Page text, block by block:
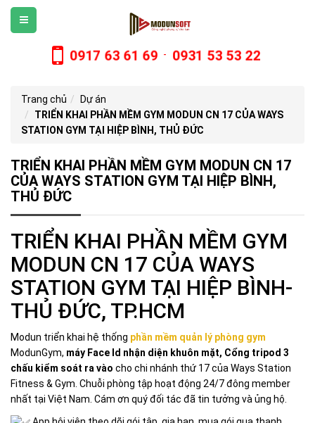
0917 63 61 69 - 0931 53 53 22
Trang chủ
Dự án
TRIỂN KHAI PHẦN MỀM GYM MODUN CN 17 CỦA WAYS
STATION GYM TẠI HIỆP BÌNH, THỦ ĐỨC
TRIỂN KHAI PHẦN MỀM GYM MODUN CN 17
CỦA WAYS STATION GYM TẠI HIỆP BÌNH,
THỦ ĐỨC
TRIỂN KHAI PHẦN MỀM GYM
MODUN CN 17 CỦA WAYS
STATION GYM TẠI HIỆP BÌNH-
THỦ ĐỨC, TP.HCM
Modun triển khai hệ thống phần mềm quản lý phòng gym
ModunGym, máy Face Id nhận diện khuôn mặt, Cổng tripod 3
chấu kiểm soát ra vào cho chi nhánh thứ 17 của Ways Station
Fitness & Gym. Chuỗi phòng tập hoạt động 24/7 đông member
nhất tại Việt Nam. Cám ơn quý đối tác đã tin tưởng và ủng hộ.